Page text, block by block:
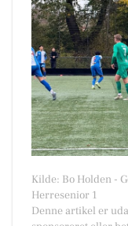
Kilde: Bo Holden -
Herresenior 1
Denne artikel er